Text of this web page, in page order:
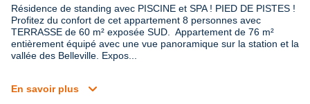
Résidence de standing avec PISCINE et SPA ! PIED DE PISTES !
Profitez du confort de cet appartement 8 personnes avec
TERRASSE de 60 m² exposée SUD.  Appartement de 76 m²
entièrement équipé avec une vue panoramique sur la station et la
vallée des Belleville. Expos...
En savoir plus expand_more